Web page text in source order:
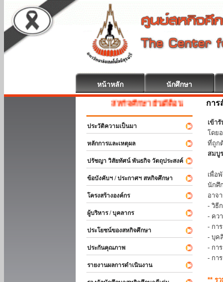
หน้าหลัก นักศึกษา
สหกิจศึกษา ยินดีต้อนรับ
ประวัติความเป็นมา
หลักการและเหตุผล
ปรัชญา วิสัยทัศน์ พันธกิจ วัตถุประสงค์
ข้อบังคับฯ / ประกาศฯ สหกิจศึกษา
โครงสร้างองค์กร
ผู้บริหาร / บุคลากร
ประโยชน์ของสหกิจศึกษา
ประกันคุณภาพ
รายงานผลการดำเนินงาน
การ
เข้า
โดย
ที่ถูก
สมบู
เพื่อ
นักศึ
อาจ
- วิธี
- คว
- กา
- บุค
- กา
- กา
** ร